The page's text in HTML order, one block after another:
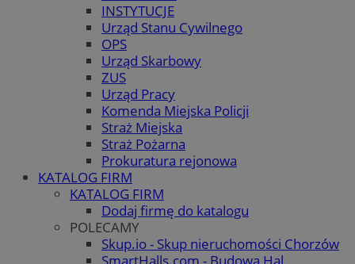
INSTYTUCJE
Urząd Stanu Cywilnego
OPS
Urząd Skarbowy
ZUS
Urząd Pracy
Komenda Miejska Policji
Straż Miejska
Straż Pożarna
Prokuratura rejonowa
KATALOG FIRM
KATALOG FIRM
Dodaj firmę do katalogu
POLECAMY
Skup.io - Skup nieruchomości Chorzów